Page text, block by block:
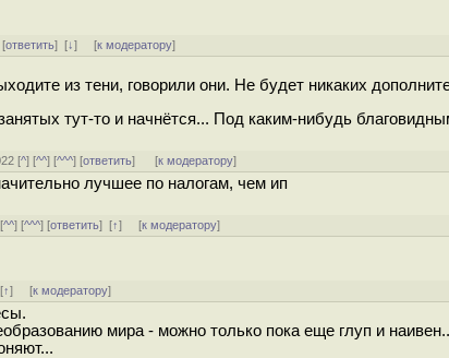
[ответить][↓] [к модератору]
из тени, говорили они. Не будет никаких
тут-то и начнётся... Под каким-нибудь
[^] [^^] [^^^] [ответить] [к модератору]
лучшее по налогам, чем ип
^^] [^^^] [ответить][↑] [к модератору]
[↑] [к модератору]
мира - можно только пока еще глуп и